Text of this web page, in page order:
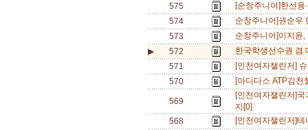
575
[순창주니어]한선
574
순창주니어]권순우
573
순창주니어]이지
▶
572
한국학생선수권 겸
571
[인천여자챌린저]
570
[아디다스 ATP김
569
[인천여자챌린저]
지[0]
568
[인천여자챌린저]